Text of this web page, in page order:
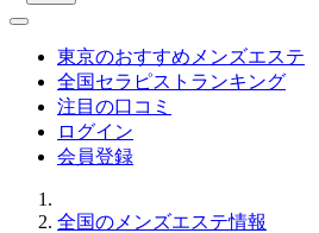
東京のおすすめメンズエステ
全国セラピストランキング
注目の口コミ
ログイン
会員登録
全国のメンズエステ情報